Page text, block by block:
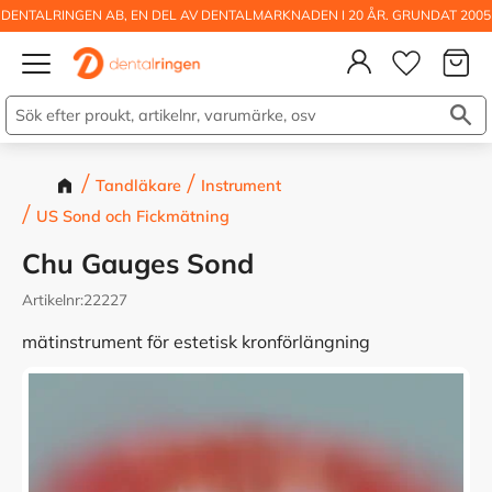
DENTALRINGEN AB, EN DEL AV DENTALMARKNADEN I 20 ÅR. GRUNDAT 2005
Tandläkare
Instrument
US Sond och Fickmätning
Chu Gauges Sond
Artikelnr 22227
mätinstrument för estetisk kronförlängning